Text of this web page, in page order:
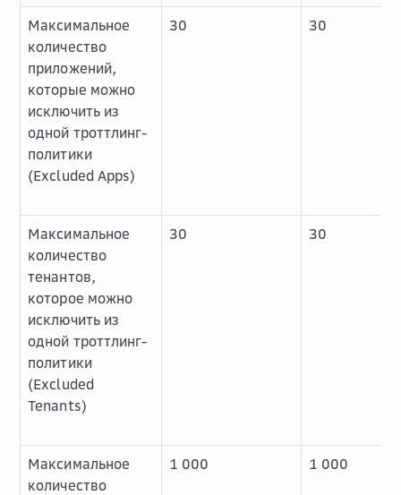
Максимальное
количество
приложений,
которые можно
исключить из
одной троттлинг-
политики
(Excluded Apps)
30 30
Максимальное
количество
тенантов,
которое можно
исключить из
одной троттлинг-
политики
(Excluded
Tenants)
30 30
Максимальное
количество
1 000 1 000